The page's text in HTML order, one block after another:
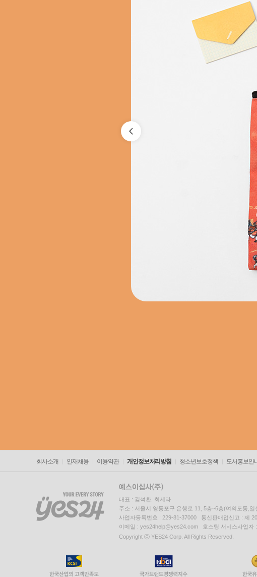
회사소개 인재채용 이용약관 개인정보처리방침 청소년보호정책 도서홍보안
대표 : 김석환, 최세라
주소 : 서울시 영등포구 은행로 11, 5층~6층(여의도동,일
사업자등록번호 : 229-81-37000 통신판매업신고 : 제
이메일 : yes24help@yes24.com 호스팅 서비스사업자
Copyright ⓒ YES24 Corp. All Rights Reserved.